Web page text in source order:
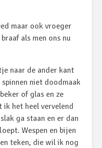
maar ook vroeger
als men ons nu
naar de ander kant
niet doodmaak
of glas en ze
het heel vervelend
ga staan en er dan
Wespen en bijen
teken, die wil ik nog